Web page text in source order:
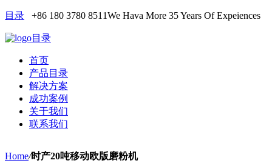
目录 +86 180 3780 8511We Hava More 35 Years Of Expeiences
目录
首页
产品目录
解决方案
成功案例
关于我们
联系我们
Home/时产20吨移动欧版磨粉机